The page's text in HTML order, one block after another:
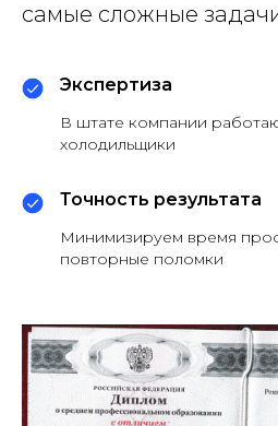
самые сложные
Экспертиза
В штате компании
холодильщики
Точность результата
Минимизируем время
повторные поломки